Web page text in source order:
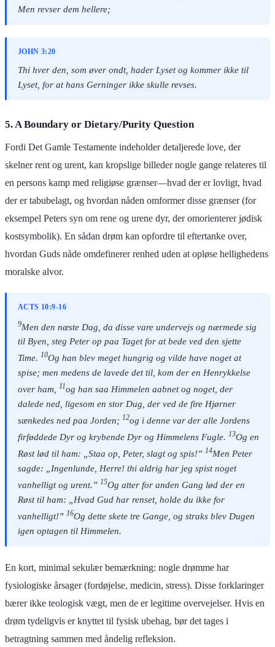
Men revser dem hellere;
JOHN 3:20
Thi hver den, som øver ondt, hader Lyset og kommer ikke til
Lyset, for at hans Gerninger ikke skulle revses.
5. A Boundary or Dietary/Purity Question
Fordi Det Gamle Testamente indeholder detaljerede love, der
skelner rent og urent, kan kropslige billeder nogle gange relateres til
en persons kamp med religiøse grænser—hvad der er lovligt, hvad
der er tabubelagt, og hvordan nåden omformer disse grænser (for
eksempel Peters syn om rene og urene dyr, der omorienterer jødisk
kostsymbolik). En sådan drøm kan opfordre til eftertanke over,
hvordan Guds nåde omdefinerer renhed uden at opløse hellighedens
moralske alvor.
ACTS 10:9-16
9Men den næste Dag, da disse vare undervejs og nærmede sig
til Byen, steg Peter op paa Taget for at bede ved den sjette
Time. 10Og han blev meget hungrig og vilde have noget at
spise; men medens de lavede det til, kom der en Henrykkelse
over ham, 11og han saa Himmelen aabnet og noget, der
dalede ned, ligesom en stor Dug, der ved de fire Hjørner
sænkedes ned paa Jorden; 12og i denne var der alle Jordens
firføddede Dyr og krybende Dyr og Himmelens Fugle. 13Og en
Røst lød til ham: „Staa op, Peter, slagt og spis!‟ 14Men Peter
sagde: „Ingenlunde, Herre! thi aldrig har jeg spist noget
vanhelligt og urent.‟ 15Og atter for anden Gang lød der en
Røst til ham: „Hvad Gud har renset, holde du ikke for
vanhelligt!‟ 16Og dette skete tre Gange, og straks blev Dugen
igen optagen til Himmelen.
En kort, minimal sekulær bemærkning: nogle drømme har
fysiologiske årsager (fordøjelse, medicin, stress). Disse forklaringer
bærer ikke teologisk vægt, men de er legitime overvejelser. Hvis en
drøm tydeligvis er knyttet til fysisk ubehag, bør det tages i
betragtning sammen med åndelig refleksion.